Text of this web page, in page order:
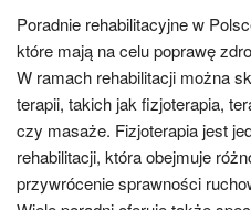
Poradnie rehabilitacyjne w
które mają na celu poprawę
W ramach rehabilitacji można
terapii, takich jak fizjoterapia,
czy masaże. Fizjoterapia jest
rehabilitacji, która obejmuje
przywrócenie sprawności